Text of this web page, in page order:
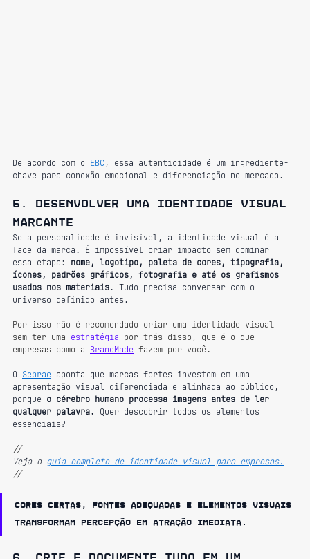
De acordo com o EBC , essa autenticidade é um ingrediente-
chave para conexão emocional e diferenciação no mercado.
5. Desenvolver uma identidade visual
marcante
Se a personalidade é invisível, a identidade visual é a
face da marca. É impossível criar impacto sem dominar
essa etapa: nome, logotipo, paleta de cores, tipografia,
ícones, padrões gráficos, fotografia e até os grafismos
usados nos materiais. Tudo precisa conversar com o
universo definido antes.
Por isso não é recomendado criar uma identidade visual
sem ter uma estratégia por trás disso, que é o que
empresas como a BrandMade fazem por você.
O Sebrae aponta que marcas fortes investem em uma
apresentação visual diferenciada e alinhada ao público,
porque o cérebro humano processa imagens antes de ler
qualquer palavra. Quer descobrir todos os elementos
essenciais?
//
Veja o guia completo de identidade visual para empresas.
//
Cores certas, fontes adequadas e elementos visuais
transformam percepção em atração imediata.